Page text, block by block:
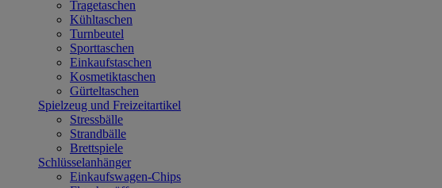
Tragetaschen
Kühltaschen
Turnbeutel
Sporttaschen
Einkaufstaschen
Kosmetiktaschen
Gürteltaschen
Spielzeug und Freizeitartikel
Stressbälle
Strandbälle
Brettspiele
Schlüsselanhänger
Einkaufswagen-Chips